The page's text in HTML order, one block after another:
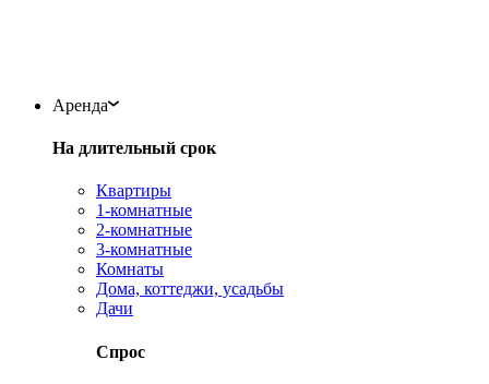
Аренда
На длительный срок
Квартиры
1-комнатные
2-комнатные
3-комнатные
Комнаты
Дома, коттеджи, усадьбы
Дачи
Спрос